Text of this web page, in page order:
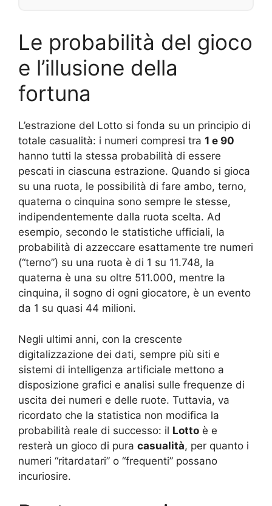
Le probabilità del gioco
e l’illusione della
fortuna
L’estrazione del Lotto si fonda su un principio di
totale casualità: i numeri compresi tra 1 e 90
hanno tutti la stessa probabilità di essere
pescati in ciascuna estrazione. Quando si gioca
su una ruota, le possibilità di fare ambo, terno,
quaterna o cinquina sono sempre le stesse,
indipendentemente dalla ruota scelta. Ad
esempio, secondo le statistiche ufficiali, la
probabilità di azzeccare esattamente tre numeri
(“terno”) su una ruota è di 1 su 11.748, la
quaterna è una su oltre 511.000, mentre la
cinquina, il sogno di ogni giocatore, è un evento
da 1 su quasi 44 milioni.
Negli ultimi anni, con la crescente
digitalizzazione dei dati, sempre più siti e
sistemi di intelligenza artificiale mettono a
disposizione grafici e analisi sulle frequenze di
uscita dei numeri e delle ruote. Tuttavia, va
ricordato che la statistica non modifica la
probabilità reale di successo: il Lotto è e
resterà un gioco di pura casualità, per quanto i
numeri “ritardatari” o “frequenti” possano
incuriosire.